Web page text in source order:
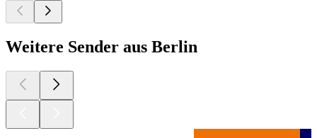
Weitere Sender aus Berlin